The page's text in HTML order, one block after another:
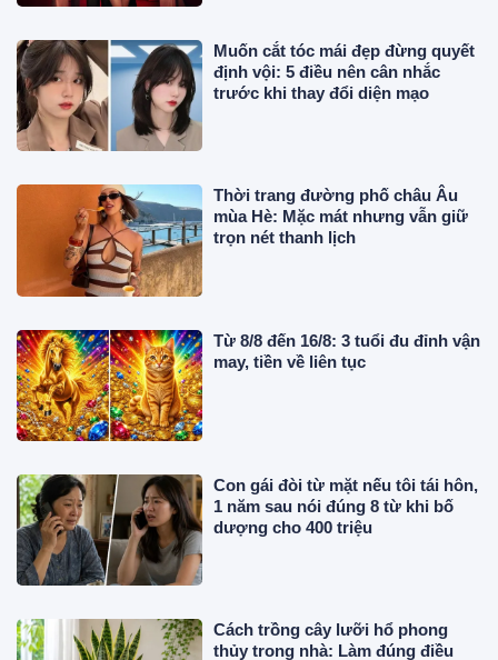
Muốn cắt tóc mái đẹp đừng quyết
định vội: 5 điều nên cân nhắc
trước khi thay đổi diện mạo
Thời trang đường phố châu Âu
mùa Hè: Mặc mát nhưng vẫn giữ
trọn nét thanh lịch
Từ 8/8 đến 16/8: 3 tuổi đu đỉnh vận
may, tiền về liên tục
Con gái đòi từ mặt nếu tôi tái hôn,
1 năm sau nói đúng 8 từ khi bố
dượng cho 400 triệu
Cách trồng cây lưỡi hổ phong
thủy trong nhà: Làm đúng điều